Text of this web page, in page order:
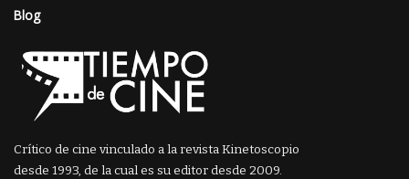
Blog
Crítico de cine vinculado a la revista Kinetoscopio
desde 1993, de la cual es su editor desde 2009.